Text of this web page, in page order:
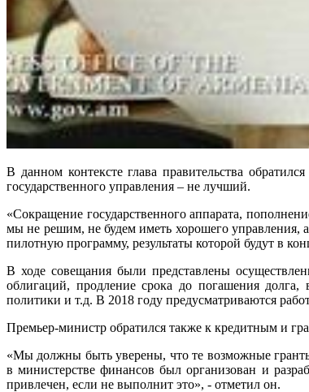
В данном контексте глава правительства
государственного управления – не лучший.
«Сокращение государственного аппарата,
мы не решим, не будем иметь хорошего управления, а
пилотную программу, результаты которой будут в
В ходе совещания были представлены
облигаций, продление срока до погашения
политики и т.д. В 2018 году предусматриваются
Премьер-министр обратился также к кредитным и
«Мы должны быть уверены, что те возможные
в министерстве финансов был организован и
привлечен, если не выполнит это», - отметил он.